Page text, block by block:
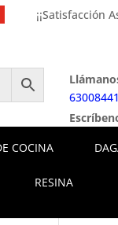
¡¡Satisfacción
COCINA
RESINA